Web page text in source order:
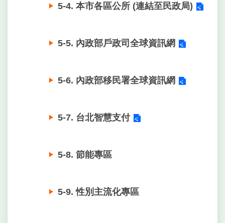
5-4. 本市各區公所 (連結至民政局)
5-5. 內政部戶政司全球資訊網
5-6. 內政部移民署全球資訊網
5-7. 台北智慧支付
5-8. 節能專區
5-9. 性別主流化專區